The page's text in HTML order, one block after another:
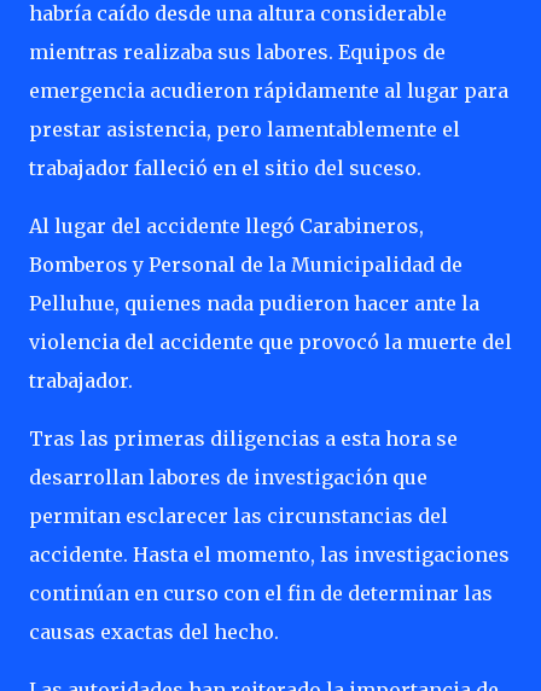
habría caído desde una altura considerable
mientras realizaba sus labores. Equipos de
emergencia acudieron rápidamente al lugar para
prestar asistencia, pero lamentablemente el
trabajador falleció en el sitio del suceso.
Al lugar del accidente llegó Carabineros,
Bomberos y Personal de la Municipalidad de
Pelluhue, quienes nada pudieron hacer ante la
violencia del accidente que provocó la muerte del
trabajador.
Tras las primeras diligencias a esta hora se
desarrollan labores de investigación que
permitan esclarecer las circunstancias del
accidente. Hasta el momento, las investigaciones
continúan en curso con el fin de determinar las
causas exactas del hecho.